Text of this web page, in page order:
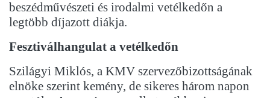
beszédművészeti és irodalmi vetélkedőn a
legtöbb díjazott diákja.
Fesztiválhangulat a vetélkedőn
Szilágyi Miklós, a KMV szervezőbizottságának
elnöke szerint kemény, de sikeres három napon